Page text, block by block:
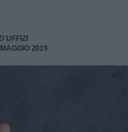
2019